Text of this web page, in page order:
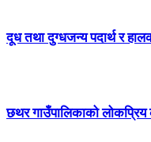
दूध तथा दुग्धजन्य पदार्थ र
छथर गाउँपालिकाको